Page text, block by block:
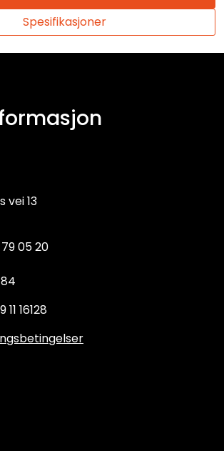
Spesifikasjoner
vei 13
05 20
16128